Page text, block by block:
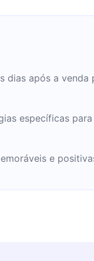
dias após a
específicas
e